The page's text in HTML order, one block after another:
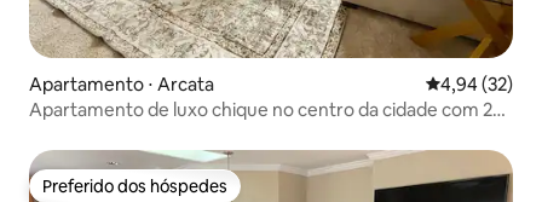
Apartamento ⋅ Arcata 4,94 de uma
4,94 (32)
Apartamento de luxo chique no centro da cidade com 2
Preferido dos hóspedes
Preferido dos hóspedes